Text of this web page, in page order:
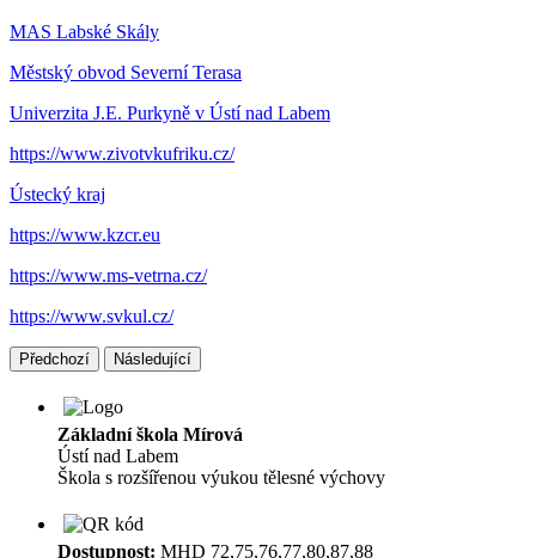
MAS Labské Skály
Městský obvod Severní Terasa
Univerzita J.E. Purkyně v Ústí nad Labem
https://www.zivotvkufriku.cz/
Ústecký kraj
https://www.kzcr.eu
https://www.ms-vetrna.cz/
https://www.svkul.cz/
Předchozí Následující
Základní škola Mírová
Ústí nad Labem
Škola s rozšířenou výukou tělesné výchovy
Dostupnost: MHD 72,75,76,77,80,87,88